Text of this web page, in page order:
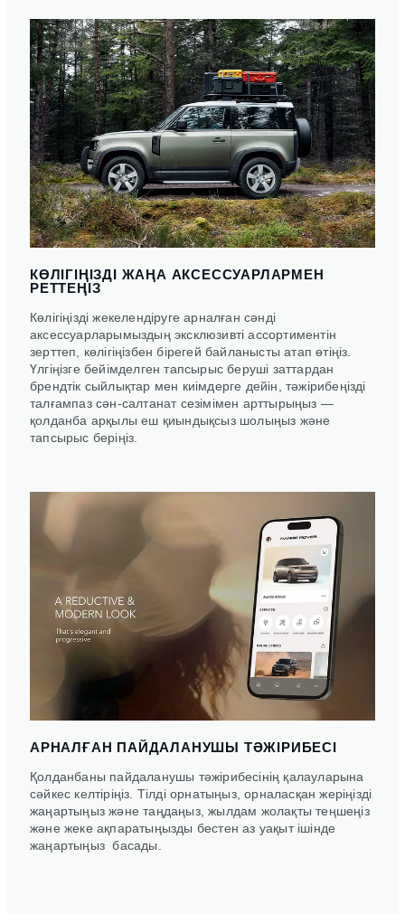
КӨЛІГІҢІЗДІ ЖАҢА АКСЕССУАРЛАРМЕН
РЕТТЕҢІЗ
Көлігіңізді жекелендіруге арналған сәнді
аксессуарларымыздың эксклюзивті ассортиментін
зерттеп, көлігіңізбен бірегей байланысты атап өтіңіз.
Үлгіңізге бейімделген тапсырыс беруші заттардан
брендтік сыйлықтар мен киімдерге дейін, тәжірибеңізді
талғампаз сән-салтанат сезімімен арттырыңыз —
қолданба арқылы еш қиындықсыз шолыңыз және
тапсырыс беріңіз.
АРНАЛҒАН ПАЙДАЛАНУШЫ ТӘЖІРИБЕСІ
Қолданбаны пайдаланушы тәжірибесінің қалауларына
сәйкес келтіріңіз. Тілді орнатыңыз, орналасқан жеріңізді
жаңартыңыз және таңдаңыз, жылдам жолақты теңшеңіз
және жеке ақпаратыңызды бестен аз уақыт ішінде
жаңартыңыз басады.